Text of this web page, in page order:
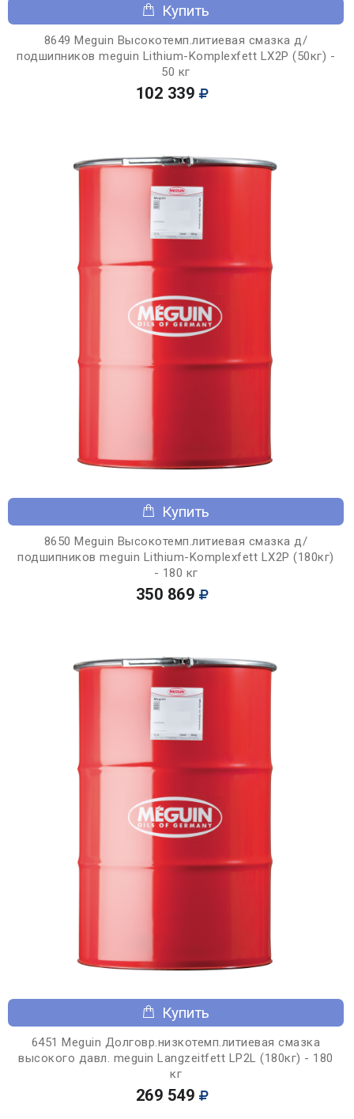
Купить
8649 Meguin Высокотемп.литиевая смазка д/
подшипников meguin Lithium-Komplexfett LX2P (50кг) -
50 кг
102 339
Купить
8650 Meguin Высокотемп.литиевая смазка д/
подшипников meguin Lithium-Komplexfett LX2P (180кг)
- 180 кг
350 869
Купить
6451 Meguin Долговр.низкотемп.литиевая смазка
высокого давл. meguin Langzeitfett LP2L (180кг) - 180
кг
269 549